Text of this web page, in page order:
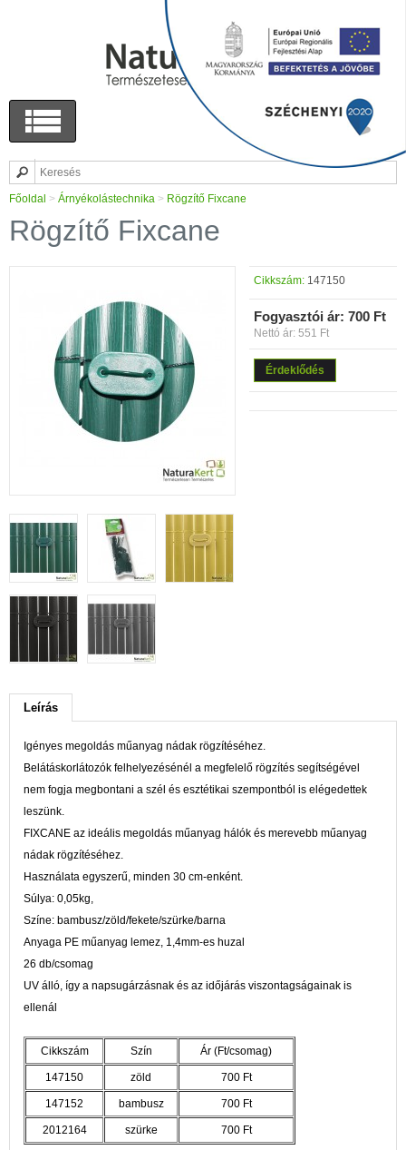
Főoldal > Árnyékolástechnika > Rögzítő Fixcane
Rögzítő Fixcane
Cikkszám: 147150
Fogyasztói ár: 700 Ft
Nettó ár: 551 Ft
Érdeklődés
Leírás
Igényes megoldás műanyag nádak rögzítéséhez.
Belátáskorlátozók felhelyezésénél a megfelelő rögzítés segítségével
nem fogja megbontani a szél és esztétikai szempontból is elégedettek
leszünk.
FIXCANE az ideális megoldás műanyag hálók és merevebb műanyag
nádak rögzítéséhez.
Használata egyszerű, minden 30 cm-enként.
Súlya: 0,05kg,
Színe: bambusz/zöld/fekete/szürke/barna
Anyaga PE műanyag lemez, 1,4mm-es huzal
26 db/csomag
UV álló, így a napsugárzásnak és az időjárás viszontagságainak is
ellenál
Cikkszám Szín Ár (Ft/csomag)
147150 zöld 700 Ft
147152 bambusz 700 Ft
2012164 szürke 700 Ft